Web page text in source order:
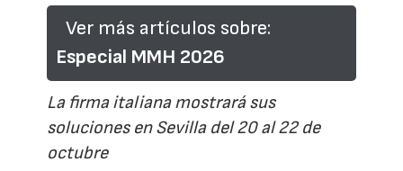
Ver más artículos sobre:
Especial MMH 2026
La firma italiana mostrará sus
soluciones en Sevilla del 20 al 22 de
octubre